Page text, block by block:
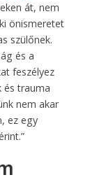
át, nem
önismeretet
szülőnek.
és a
feszélyez
és trauma
nem akar
ez egy